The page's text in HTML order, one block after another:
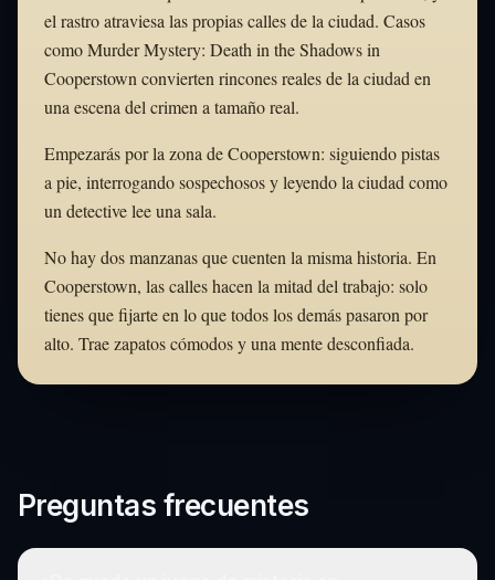
el rastro atraviesa las propias calles de la ciudad. Casos
como Murder Mystery: Death in the Shadows in
Cooperstown convierten rincones reales de la ciudad en
una escena del crimen a tamaño real.
Empezarás por la zona de Cooperstown: siguiendo pistas
a pie, interrogando sospechosos y leyendo la ciudad como
un detective lee una sala.
No hay dos manzanas que cuenten la misma historia. En
Cooperstown, las calles hacen la mitad del trabajo: solo
tienes que fijarte en lo que todos los demás pasaron por
alto. Trae zapatos cómodos y una mente desconfiada.
Preguntas frecuentes